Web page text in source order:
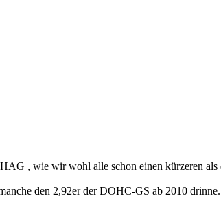
, wie wir wohl alle schon einen kürzeren
den 2,92er der DOHC-GS ab 2010 drinne.